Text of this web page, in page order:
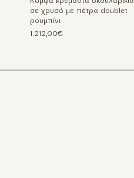
σε χρυσό με πέτρα doublet
ρουμπίνι
1.212,00€